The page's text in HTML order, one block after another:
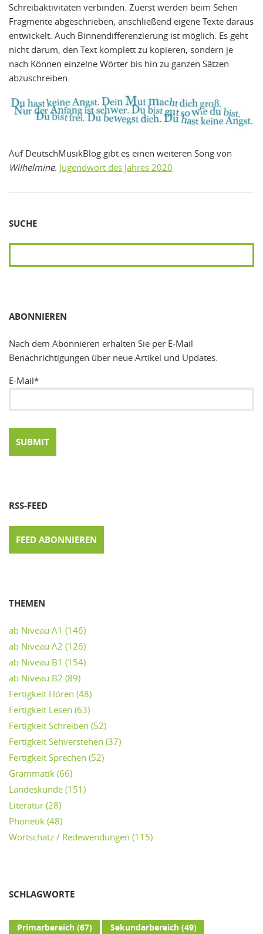
Schreibaktivitäten verbinden. Zuerst werden beim Sehen
Fragmente abgeschrieben, anschließend eigene Texte daraus
entwickelt. Auch Binnendifferenzierung ist möglich: Es geht
nicht darum, den Text komplett zu kopieren, sondern je
nach Können einzelne Wörter bis hin zu ganzen Sätzen
abzuschreiben.
Auf DeutschMusikBlog gibt es einen weiteren Song von
Wilhelmine: Jugendwort des Jahres 2020
SUCHE
ABONNIEREN
Nach dem Abonnieren erhalten Sie per E-Mail
Benachrichtigungen über neue Artikel und Updates.
E-Mail*
RSS-FEED
FEED ABONNIEREN
THEMEN
ab Niveau A1 (146)
ab Niveau A2 (126)
ab Niveau B1 (154)
ab Niveau B2 (89)
Fertigkeit Hören (48)
Fertigkeit Lesen (63)
Fertigkeit Schreiben (52)
Fertigkeit Sehverstehen (37)
Fertigkeit Sprechen (52)
Grammatik (66)
Landeskunde (151)
Literatur (28)
Phonetik (48)
Wortschatz / Redewendungen (115)
SCHLAGWORTE
Primarbereich(67) Sekundarbereich(49)